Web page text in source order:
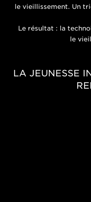
le vieillissement. Un
Le résultat : la
le
LA JEUNESSE